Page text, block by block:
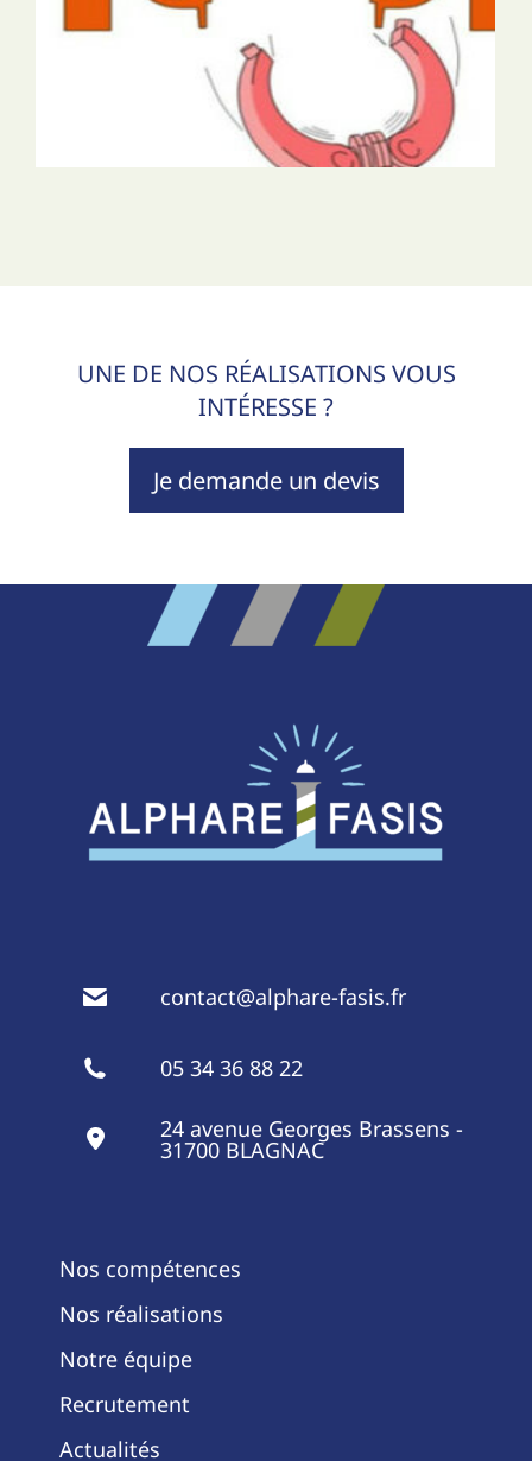
UNE DE NOS RÉALISATIONS VOUS
INTÉRESSE ?
Je demande un devis
contact@alphare-fasis.fr
05 34 36 88 22
24 avenue Georges Brassens -
31700 BLAGNAC
Nos compétences
Nos réalisations
Notre équipe
Recrutement
Actualités